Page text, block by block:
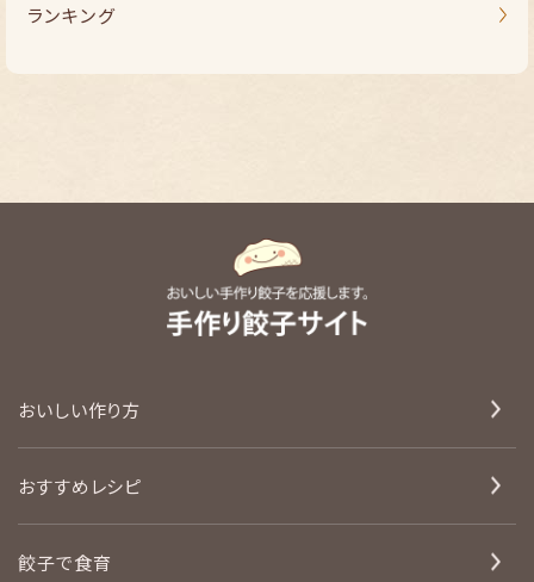
ランキング
おいしい作り方
おすすめレシピ
餃子で食育